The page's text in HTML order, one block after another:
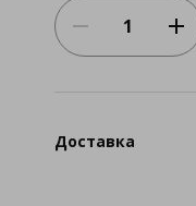
Доставка